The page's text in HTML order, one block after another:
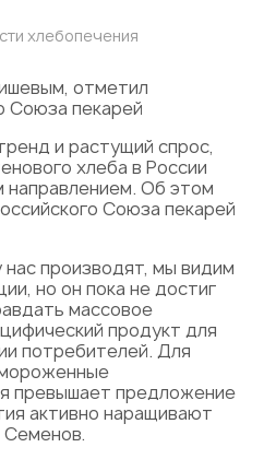
хлебопечения
отметил
Союза пекарей
и растущий спрос,
хлеба в России
направлением. Об этом
Союза пекарей
производят, мы видим
но он пока не достиг
массовое
продукт для
потребителей. Для
превышает предложение
активно наращивают